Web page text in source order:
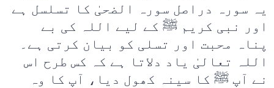
یہ سورہ دراصل سورہ الضحیٰ کا تسلسل ہے
اور نبی کریم ﷺ کے لیے اللہ کی بے
پناہ محبت اور تسلی کو بیان کرتی ہے۔
اللہ تعالیٰ یاد دلاتا ہے کہ کس طرح اس
نے آپ ﷺ کا سینہ کھول دیا، آپ کا وہ